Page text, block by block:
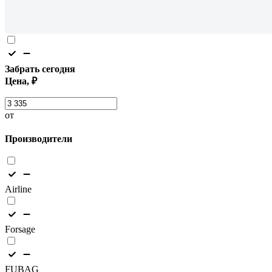
Забрать сегодня
Цена, ₽
от
Производители
Airline
Forsage
FUBAG